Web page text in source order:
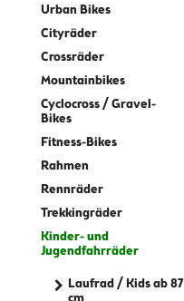
Urban Bikes
Cityräder
Crossräder
Mountainbikes
Cyclocross / Gravel-
Bikes
Fitness-Bikes
Rahmen
Rennräder
Trekkingräder
Kinder- und
Jugendfahrräder
Laufrad / Kids ab 87